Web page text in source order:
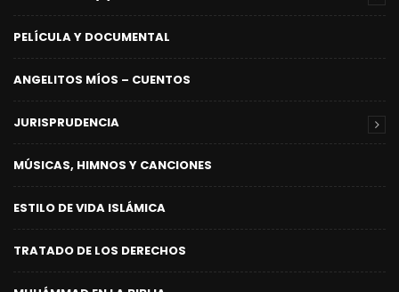
PELÍCULA Y DOCUMENTAL
ANGELITOS MÍOS – CUENTOS
JURISPRUDENCIA
MÚSICAS, HIMNOS Y CANCIONES
ESTILO DE VIDA ISLÁMICA
TRATADO DE LOS DERECHOS